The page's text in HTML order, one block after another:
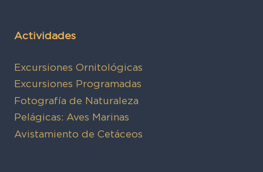
Actividades
Excursiones Ornitológicas
Excursiones Programadas
Fotografía de Naturaleza
Pelágicas: Aves Marinas
Avistamiento de Cetáceos